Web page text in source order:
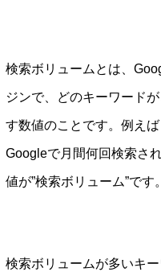
検索ボリュームとは、
ジンで、どのキーワード
す数値のことです。例え
Googleで月間何回検索さ
値が”検索ボリューム”です。
検索ボリュームが多いキ